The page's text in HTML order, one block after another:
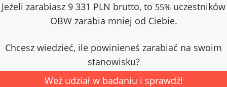
Jeżeli zarabiasz 9 331 PLN brutto, to 55% uczestników
OBW zarabia mniej od Ciebie.
Chcesz wiedzieć, ile powinieneś zarabiać na swoim
stanowisku?
Weź udział w badaniu i sprawdź!